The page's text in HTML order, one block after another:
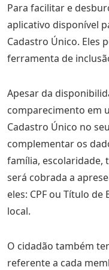
Para facilitar e
aplicativo disponível
Cadastro Único. Eles
ferramenta de
Apesar da
comparecimento em
Cadastro Único no
complementar os
família, escolaridade,
será cobrada a
eles: CPF ou Título
local.
O cidadão também
referente a cada